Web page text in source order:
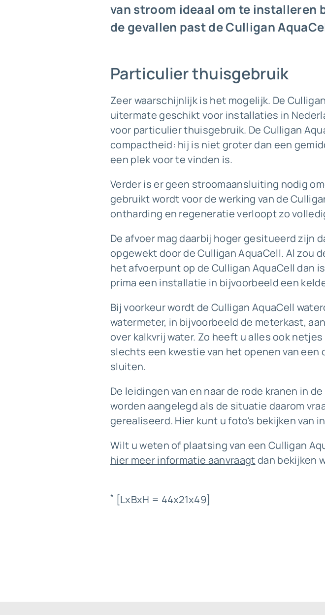
van stroom ideaal om te installeren
de gevallen past de Culligan
Particulier thuisgebruik
Zeer waarschijnlijk is het mogelijk. De
uitermate geschikt voor installaties in
voor particulier thuisgebruik. De Culligan
compactheid: hij is niet groter dan een
een plek voor te vinden is.
Verder is er geen stroomaansluiting nodig
gebruikt wordt voor de werking van de
ontharding en regeneratie verloopt zo
De afvoer mag daarbij hoger gesitueerd zijn
opgewekt door de Culligan AquaCell. Al zou
het afvoerpunt op de Culligan AquaCell dan
prima een installatie in bijvoorbeeld een
Bij voorkeur wordt de Culligan AquaCell
watermeter, in bijvoorbeeld de meterkast,
over kalkvrij water. Zo heeft u alles ook
slechts een kwestie van het openen van
sluiten.
De leidingen van en naar de rode kranen in
worden aangelegd als de situatie daarom
gerealiseerd. Hier kunt u foto's bekijken van
Wilt u weten of plaatsing van een Culligan
hier meer informatie aanvraagtdan bekijken
* [LxBxH = 44x21x49]